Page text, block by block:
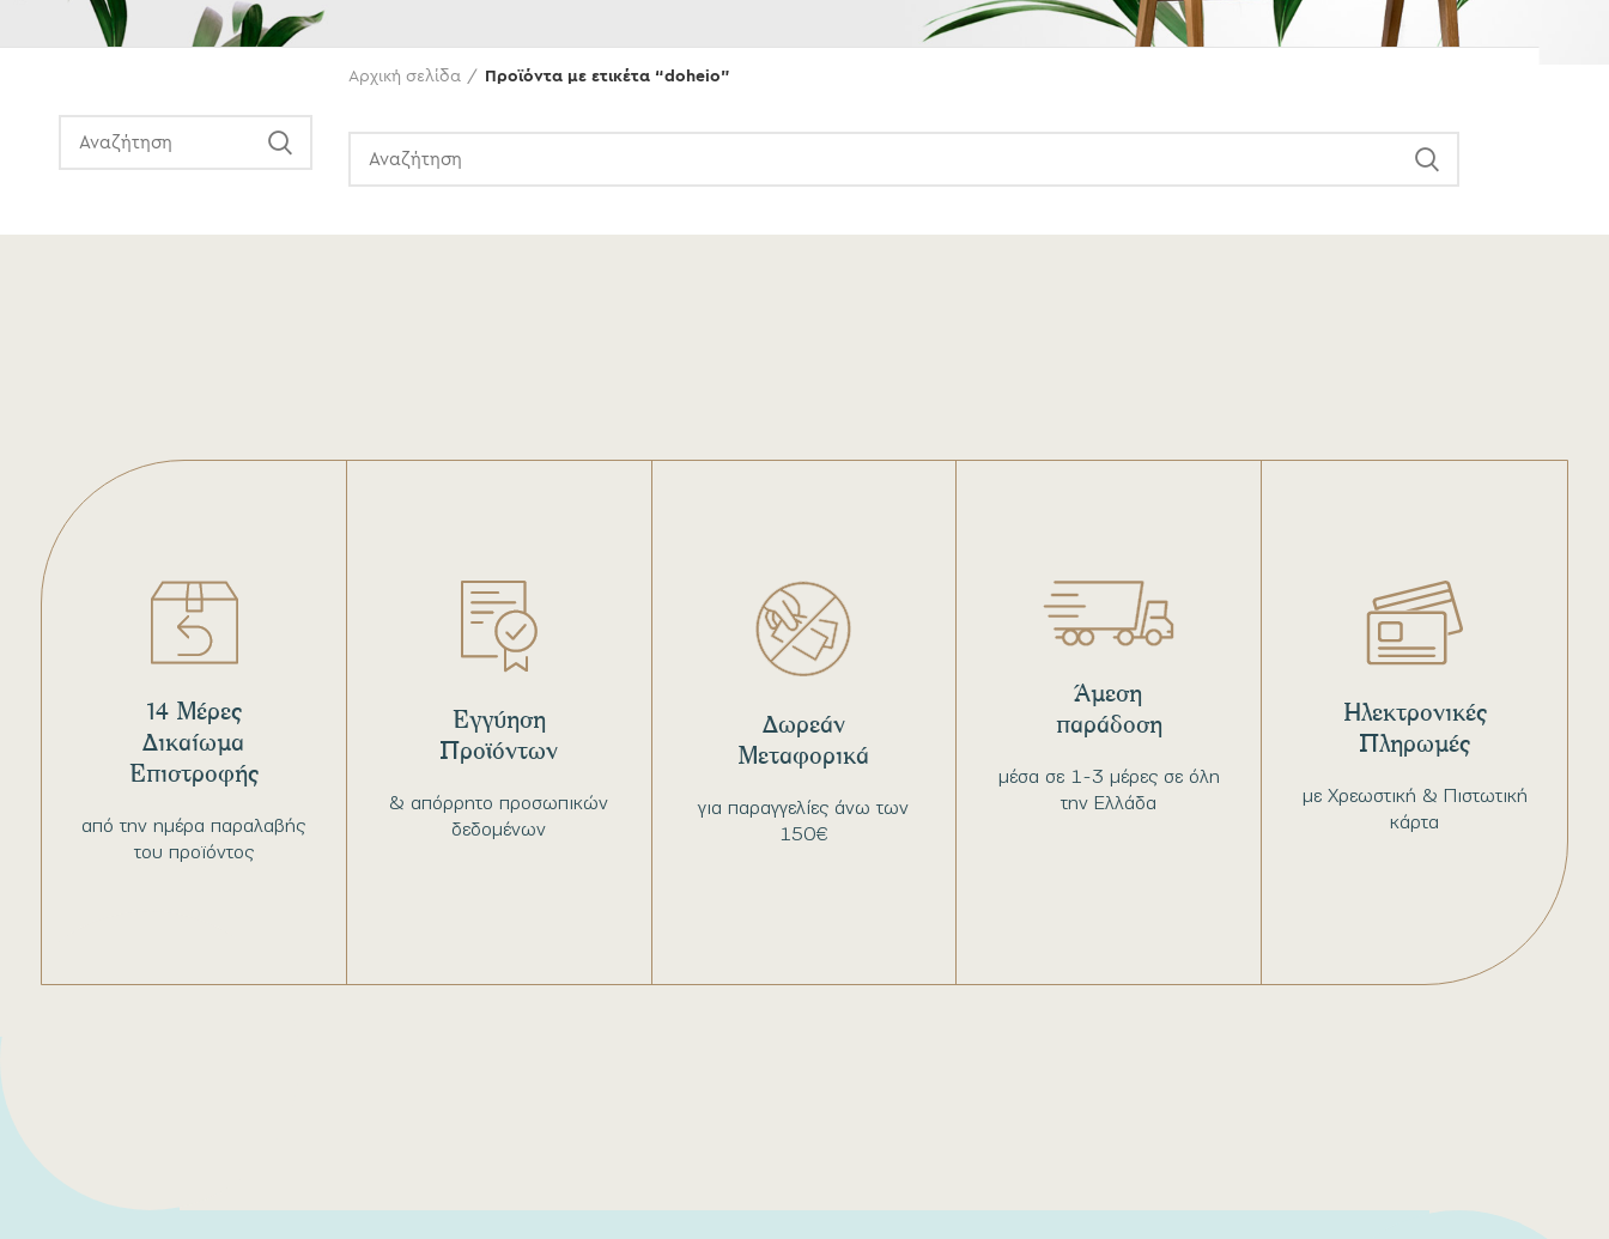
Αρχική σελίδα Προϊόντα με ετικέτα “doheio”
από την ημέρα παραλαβής
του προϊόντος
14 Μέρες
Δικαίωμα
Επιστροφής
& απόρρητο προσωπικών
δεδομένων
Εγγύηση
Προϊόντων
για παραγγελίες άνω των
150€
Δωρεάν
Μεταφορικά
μέσα σε 1-3 μέρες σε όλη
την Ελλάδα
Άμεση
παράδοση
με Χρεωστική & Πιστωτική
κάρτα
Ηλεκτρονικές
Πληρωμές